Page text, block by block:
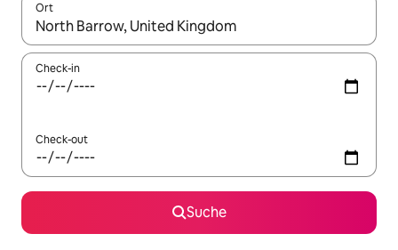
Ort
Wenn Ergebnisse verfügbar sind, navigiere mit den
Check-in
Check-out
Suche